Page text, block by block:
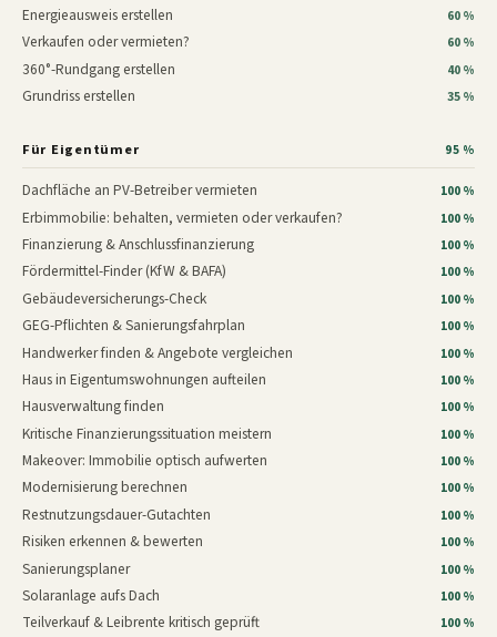
Energieausweis erstellen 60 %
Verkaufen oder vermieten? 60 %
360°-Rundgang erstellen 40 %
Grundriss erstellen 35 %
Für Eigentümer 95 %
Dachfläche an PV-Betreiber vermieten 100 %
Erbimmobilie: behalten, vermieten oder verkaufen? 100 %
Finanzierung & Anschlussfinanzierung 100 %
Fördermittel-Finder (KfW & BAFA) 100 %
Gebäudeversicherungs-Check 100 %
GEG-Pflichten & Sanierungsfahrplan 100 %
Handwerker finden & Angebote vergleichen 100 %
Haus in Eigentumswohnungen aufteilen 100 %
Hausverwaltung finden 100 %
Kritische Finanzierungssituation meistern 100 %
Makeover: Immobilie optisch aufwerten 100 %
Modernisierung berechnen 100 %
Restnutzungsdauer-Gutachten 100 %
Risiken erkennen & bewerten 100 %
Sanierungsplaner 100 %
Solaranlage aufs Dach 100 %
Teilverkauf & Leibrente kritisch geprüft 100 %